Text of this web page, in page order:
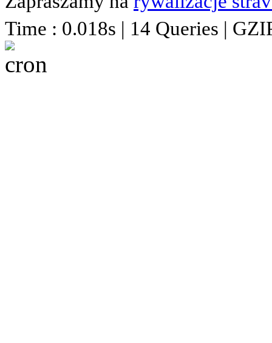
Time : 0.018s | 14 Queries |